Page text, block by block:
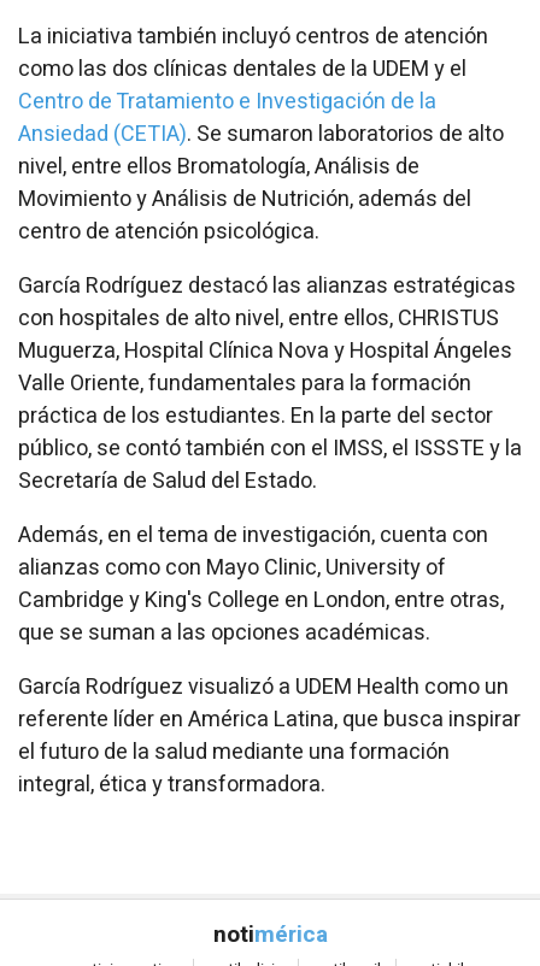
La iniciativa también incluyó centros de atención
como las dos clínicas dentales de la UDEM y el
Centro de Tratamiento e Investigación de la
Ansiedad (CETIA). Se sumaron laboratorios de alto
nivel, entre ellos Bromatología, Análisis de
Movimiento y Análisis de Nutrición, además del
centro de atención psicológica.
García Rodríguez destacó las alianzas estratégicas
con hospitales de alto nivel, entre ellos, CHRISTUS
Muguerza, Hospital Clínica Nova y Hospital Ángeles
Valle Oriente, fundamentales para la formación
práctica de los estudiantes. En la parte del sector
público, se contó también con el IMSS, el ISSSTE y la
Secretaría de Salud del Estado.
Además, en el tema de investigación, cuenta con
alianzas como con Mayo Clinic, University of
Cambridge y King's College en London, entre otras,
que se suman a las opciones académicas.
García Rodríguez visualizó a UDEM Health como un
referente líder en América Latina, que busca inspirar
el futuro de la salud mediante una formación
integral, ética y transformadora.
notimérica